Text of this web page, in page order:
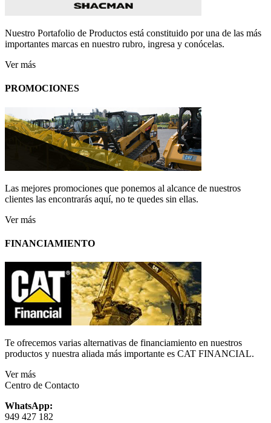
Nuestro Portafolio de Productos está constituido por una de las más
importantes marcas en nuestro rubro, ingresa y conócelas.
Ver más
PROMOCIONES
Las mejores promociones que ponemos al alcance de nuestros
clientes las encontrarás aquí, no te quedes sin ellas.
Ver más
FINANCIAMIENTO
Te ofrecemos varias alternativas de financiamiento en nuestros
productos y nuestra aliada más importante es CAT FINANCIAL.
Ver más
Centro de Contacto
WhatsApp:
949 427 182